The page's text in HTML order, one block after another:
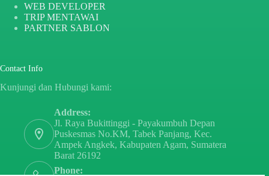
WEB DEVELOPER
TRIP MENTAWAI
PARTNER SABLON
Contact Info
Kunjungi dan Hubungi kami:
Address:
Jl. Raya Bukittinggi - Payakumbuh Depan
Puskesmas No.KM, Tabek Panjang, Kec.
Ampek Angkek, Kabupaten Agam, Sumatera
Barat 26192
Phone: